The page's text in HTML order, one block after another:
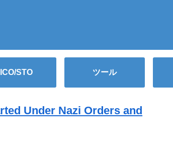
ICO/STO ツール
Under Nazi Orders and